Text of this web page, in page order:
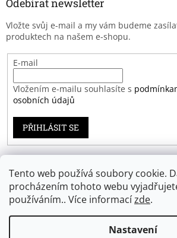
Tento web používá soubory cookie.
procházením tohoto webu
používáním.. Více informacízde.
Nastavení
Odebírat newsletter
Vložte svůj e-mail a my vám budeme
produktech na našem e-shopu.
E-mail
Vložením e-mailu souhlasíte s
osobních údajů
PŘIHLÁSIT SE
Záruka spokojenosti
Vytvořil Shoptet